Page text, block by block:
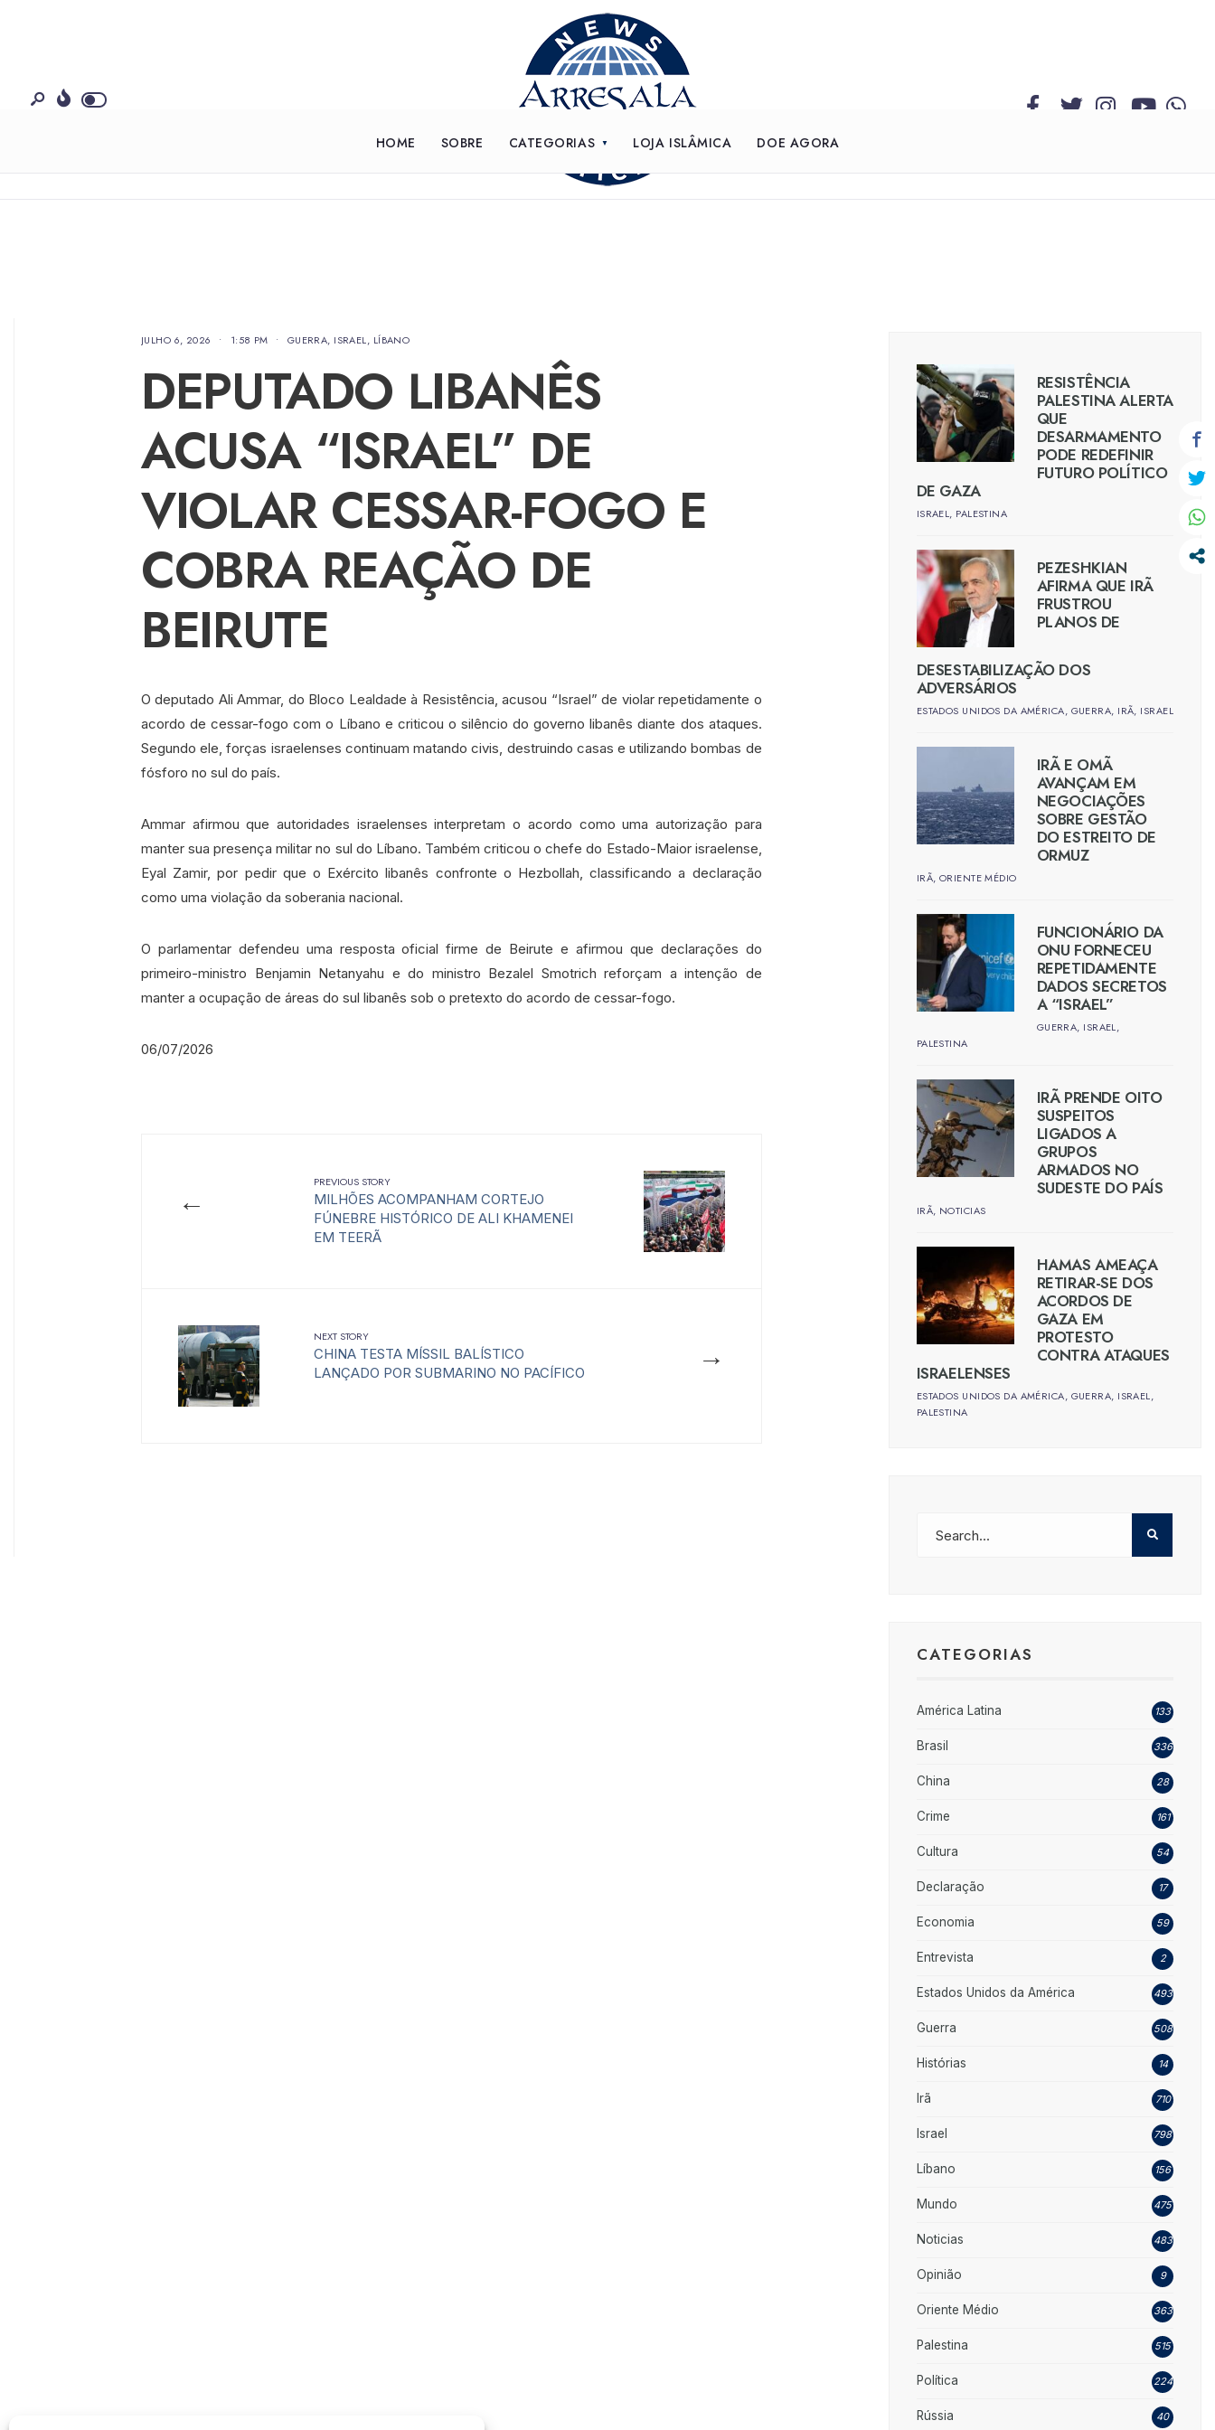
HOME SOBRE CATEGORIAS LOJA ISLÂMICA DOE AGORA
JULHO 6, 2026 • 1:58 PM • GUERRA, ISRAEL, LÍBANO
DEPUTADO LIBANÊS
ACUSA “ISRAEL” DE
VIOLAR CESSAR-FOGO E
COBRA REAÇÃO DE
BEIRUTE
O deputado Ali Ammar, do Bloco Lealdade à Resistência, acusou “Israel” de violar repetidamente o
acordo de cessar-fogo com o Líbano e criticou o silêncio do governo libanês diante dos ataques.
Segundo ele, forças israelenses continuam matando civis, destruindo casas e utilizando bombas de
fósforo no sul do país.
Ammar afirmou que autoridades israelenses interpretam o acordo como uma autorização para
manter sua presença militar no sul do Líbano. Também criticou o chefe do Estado-Maior israelense,
Eyal Zamir, por pedir que o Exército libanês confronte o Hezbollah, classificando a declaração
como uma violação da soberania nacional.
O parlamentar defendeu uma resposta oficial firme de Beirute e afirmou que declarações do
primeiro-ministro Benjamin Netanyahu e do ministro Bezalel Smotrich reforçam a intenção de
manter a ocupação de áreas do sul libanês sob o pretexto do acordo de cessar-fogo.
06/07/2026
←
PREVIOUS STORY
MILHÕES ACOMPANHAM CORTEJO
FÚNEBRE HISTÓRICO DE ALI KHAMENEI
EM TEERÃ
→
NEXT STORY
CHINA TESTA MÍSSIL BALÍSTICO
LANÇADO POR SUBMARINO NO PACÍFICO
RESISTÊNCIA
PALESTINA ALERTA
QUE
DESARMAMENTO
PODE REDEFINIR
FUTURO POLÍTICO
DE GAZA
ISRAEL, PALESTINA
PEZESHKIAN
AFIRMA QUE IRÃ
FRUSTROU
PLANOS DE
DESESTABILIZAÇÃO DOS
ADVERSÁRIOS
ESTADOS UNIDOS DA AMÉRICA, GUERRA, IRÃ, ISRAEL
IRÃ E OMÃ
AVANÇAM EM
NEGOCIAÇÕES
SOBRE GESTÃO
DO ESTREITO DE
ORMUZ
IRÃ, ORIENTE MÉDIO
FUNCIONÁRIO DA
ONU FORNECEU
REPETIDAMENTE
DADOS SECRETOS
A “ISRAEL”
GUERRA, ISRAEL,
PALESTINA
IRÃ PRENDE OITO
SUSPEITOS
LIGADOS A
GRUPOS
ARMADOS NO
SUDESTE DO PAÍS
IRÃ, NOTICIAS
HAMAS AMEAÇA
RETIRAR-SE DOS
ACORDOS DE
GAZA EM
PROTESTO
CONTRA ATAQUES
ISRAELENSES
ESTADOS UNIDOS DA AMÉRICA, GUERRA, ISRAEL,
PALESTINA
CATEGORIAS
América Latina 133
Brasil 336
China 28
Crime 161
Cultura 54
Declaração 17
Economia 59
Entrevista 2
Estados Unidos da América 493
Guerra 508
Histórias 14
Irã 710
Israel 798
Líbano 156
Mundo 475
Noticias 483
Opinião 9
Oriente Médio 363
Palestina 515
Política 224
Rússia 40